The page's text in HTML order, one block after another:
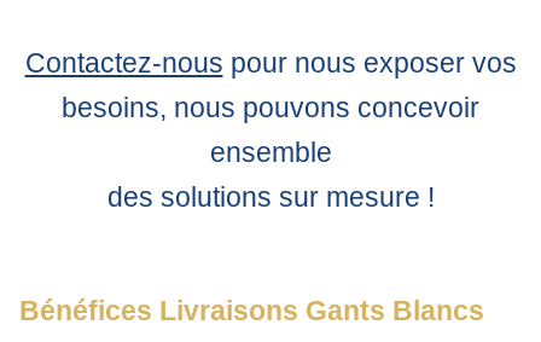
Contactez-nous pour nous exposer vos
besoins, nous pouvons concevoir
ensemble
des solutions sur mesure !
Bénéfices Livraisons Gants Blancs